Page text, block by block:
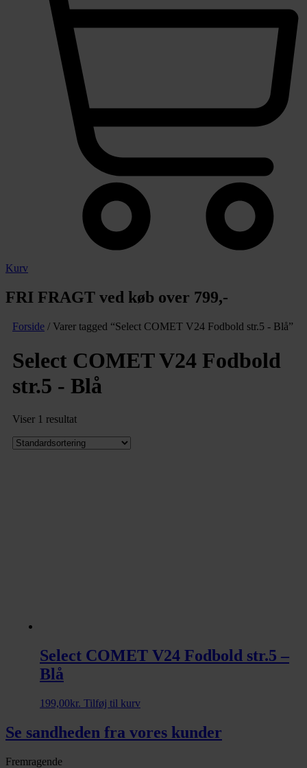
Kurv
FRI FRAGT ved køb over 799,-
Forside / Varer tagged “Select COMET V24 Fodbold str.5 - Blå”
Select COMET V24 Fodbold
str.5 - Blå
Viser 1 resultat
Select COMET V24 Fodbold str.5 –
Blå
199,00kr. Tilføj til kurv
Se sandheden fra vores kunder
Fremragende